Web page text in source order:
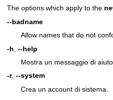
The options which apply to the
--badname
Allow names that do not
-h --help
Mostra un messaggio di
-r, --system
Crea un account di sistema.